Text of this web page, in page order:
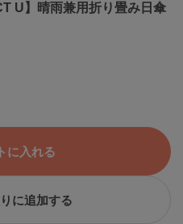
U】晴雨兼用折り畳み日傘
に入れる
に追加する